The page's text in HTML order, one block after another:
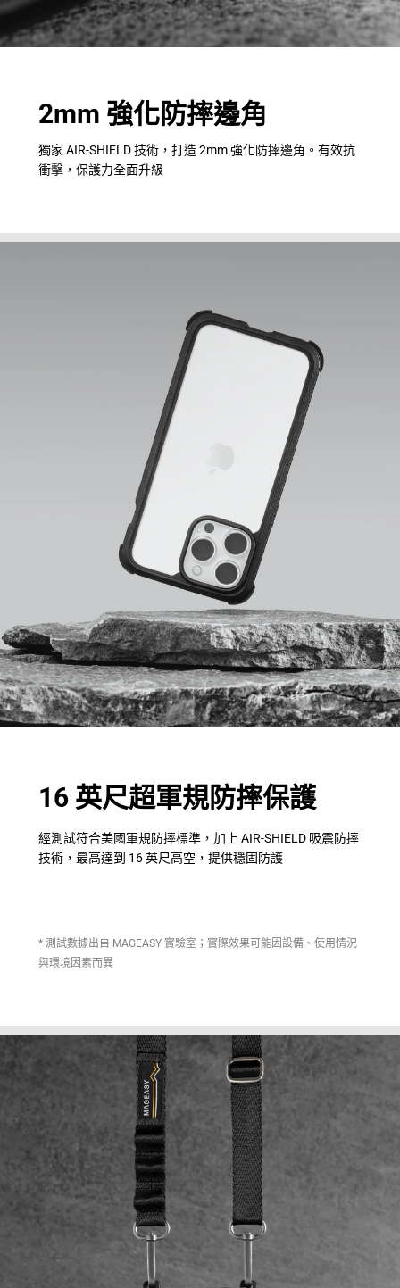
2mm 強化防摔邊角
獨家 AIR-SHIELD 技術，打造 2mm 強化防摔邊角。有效抗
衝擊，保護力全面升級
16 英尺超軍規防摔保護
經測試符合美國軍規防摔標準，加上 AIR-SHIELD 吸震防摔
技術，最高達到 16 英尺高空，提供穩固防護
* 測試數據出自 MAGEASY 實驗室；實際效果可能因設備、使用情況
與環境因素而異